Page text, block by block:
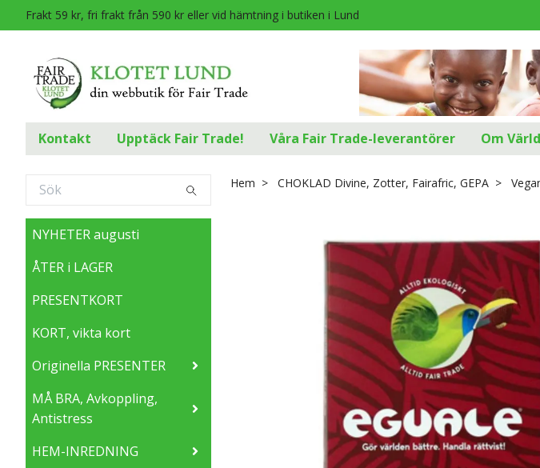
Frakt 59 kr, fri frakt från 590 kr eller vid hämtning i butiken i Lund
Kontakt Upptäck Fair Trade! Våra Fair Trade-leverantörer Om
NYHETER augusti
ÅTER i LAGER
PRESENTKORT
KORT, vikta kort
Originella PRESENTER
MÅ BRA, Avkoppling,
Antistress
HEM-INREDNING
Hem CHOKLAD Divine, Zotter, Fairafric, GEPA